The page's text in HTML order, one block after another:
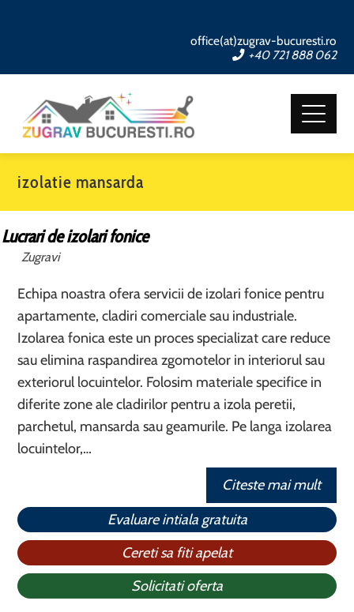
office(at)zugrav-bucuresti.ro
+40 721 888 062
izolatie mansarda
Lucrari de izolari fonice
Zugravi
Echipa noastra ofera servicii de izolari fonice pentru
apartamente, cladiri comerciale sau industriale.
Izolarea fonica este un proces specializat care reduce
sau elimina raspandirea zgomotelor in interiorul sau
exteriorul locuintelor. Folosim materiale specifice in
diferite zone ale cladirilor pentru a izola peretii,
parchetul, mansarda sau geamurile. Pe langa izolarea
locuintelor,…
Citeste mai mult
Evaluare intiala gratuita
Cereti sa fiti apelat
Solicitati oferta